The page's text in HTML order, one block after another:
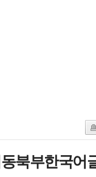
북부한국어